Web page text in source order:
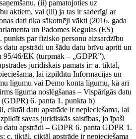
(ii) pamatojoties uz
aktiem, vai (iii) ja tas ir saderīgi ar
dati tika sākotnēji vākti (2016. gada
un Padomes Regulas (ES)
punkts par fizisko personu aizsardzību
datu apstrādi un šādu datu brīvu apriti un
95/46/EK (turpmāk – „GDPR”).
juridiskais pamats ir: a. tiktāl,
lai izpildītu Informācijas un
līgumu vai Demo konta līgumu, kā arī
līguma noslēgšanas – Vispārīgās datu
(GDPR) 6. panta 1. punkta b)
ciktāl datu apstrāde ir nepieciešama, lai
savas juridiskās saistības, jo īpaši
datu apstrādi – GDPR 6. panta GDPR 1.
c. tiktāl, ciktāl apstrāde ir nepieciešama